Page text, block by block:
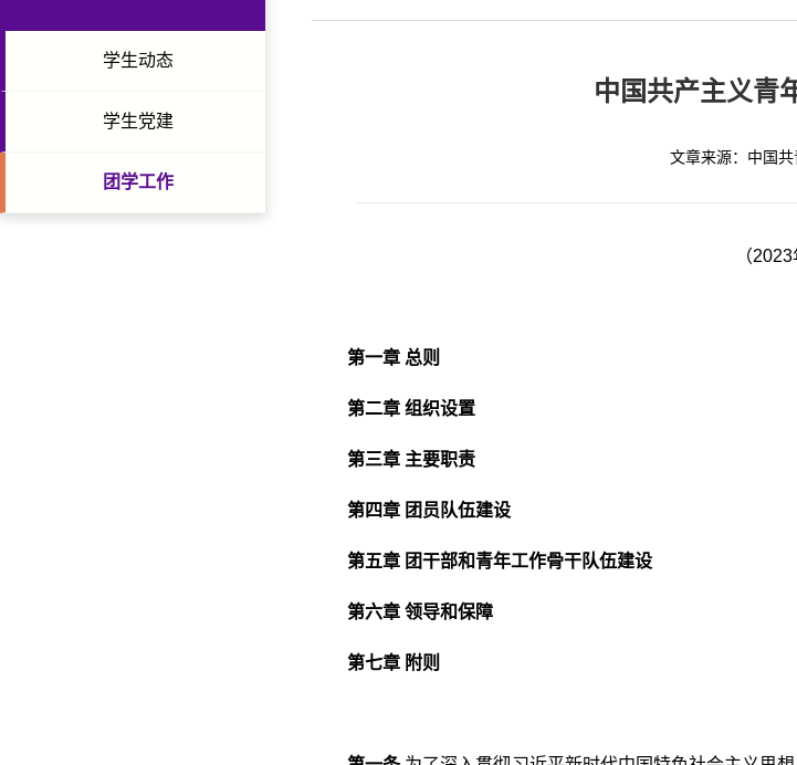
学生动态
学生党建
团学工作
中国共产主义青
文章来源：中国
（
第一章 总则
第二章 组织设置
第三章 主要职责
第四章 团员队伍建设
第五章 团干部和青年工作骨干队伍建设
第六章 领导和保障
第七章 附则